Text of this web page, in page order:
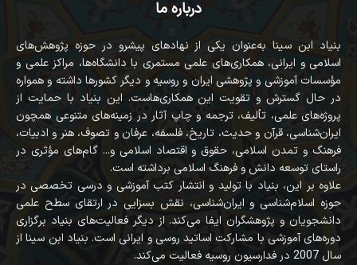
درباره ما
بنیاد ابن سینا به‌عنوان یکی از نهادهای پیشرو در حوزه پژوهش‌های
اسلامی و ایرانی، همکاری‌های علمی مستمری با دانشگاه‌ها، مراکز علمی و
مؤسسات آموزشی و پژوهشی ایران و روسیه و دیگر کشورها داشته و همواره
در حال گسترش و تقویت این همکاری‌هاست. این بنیاد با حمایت از
پروژه‌های علمی، تألیف، ترجمه و چاپ آثار در زمینه‌های متنوعی همچون
ایران‌شناسی، قرآن‌ و حدیث، تاریخ، فلسفه، عرفان و تصوف، هنر و ادبیات،
فرهنگ و تمدن اسلامی، حقوق و اقتصاد اسلامی و... گام‌های مؤثری در
راستای توسعه دانش و فرهنگ اسلامی برداشته است.
علاوه بر این، بنیاد با تولید و انتشار کتب آموزشی و درسی تخصصی در
حوزه اسلام‌شناسی و ایران‌شناسی، نقش بسزایی در ارتقای سطح علمی
دانشجویان و پژوهشگران ایفا می‌کند. از دیگر فعالیت‌های بنیاد برگزاری
دوره‌های آموزشی با مشارکت اساتید روسی و ایرانی است. بنیاد ابن سینا از
سال 2007 در فدارسیون روسیه فعالیت می‌کند.